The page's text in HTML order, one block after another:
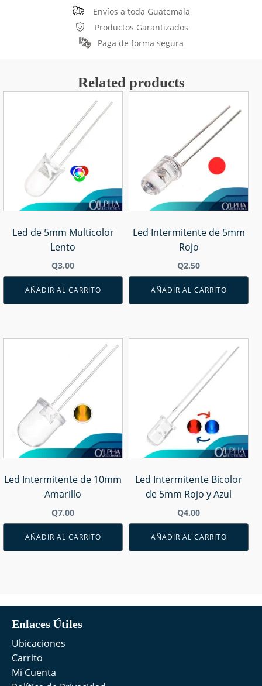
Envíos a toda Guatemala
Productos Garantizados
Paga de forma segura
Related products
Led de 5mm Multicolor
Lento
Q3.00
AÑADIR AL CARRITO
Led Intermitente de 5mm
Rojo
Q2.50
AÑADIR AL CARRITO
Led Intermitente de 10mm
Amarillo
Q7.00
AÑADIR AL CARRITO
Led Intermitente Bicolor
de 5mm Rojo y Azul
Q4.00
AÑADIR AL CARRITO
Enlaces Útiles
Ubicaciones
Carrito
Mi Cuenta